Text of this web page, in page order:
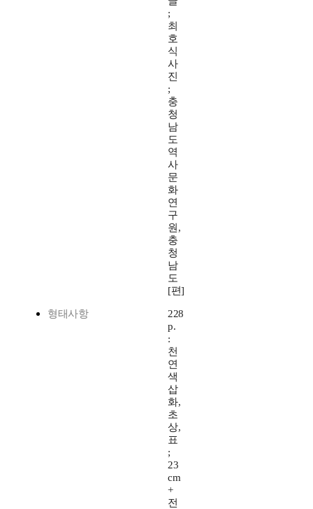
;
최
호
식
사
진
;
충
청
남
도
역
사
문
화
연
구
원,
충
청
남
도
[편]
형태사항
228
p.
:
천
연
색
삽
화,
초
상,
표
;
23
cm
+
전